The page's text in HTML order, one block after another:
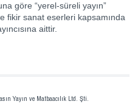
göre “yerel-süreli yayın”
fikir sanat eserleri kapsamında
aittir.
Yayın ve Matbaacılık Ltd. Şti.